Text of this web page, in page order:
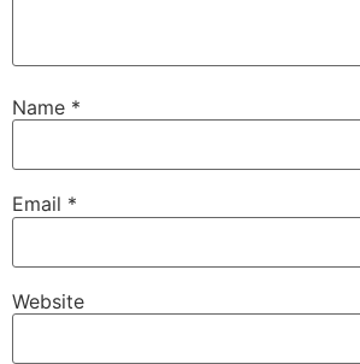
Name *
Email *
Website